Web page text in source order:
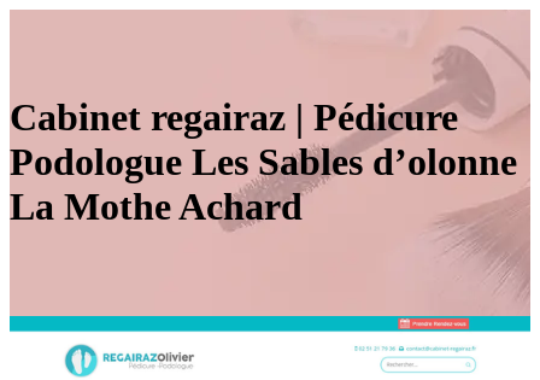
Cabinet regairaz | Pédicure
Podologue Les Sables d’olonne
La Mothe Achard